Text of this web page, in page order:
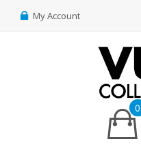
My Account
0